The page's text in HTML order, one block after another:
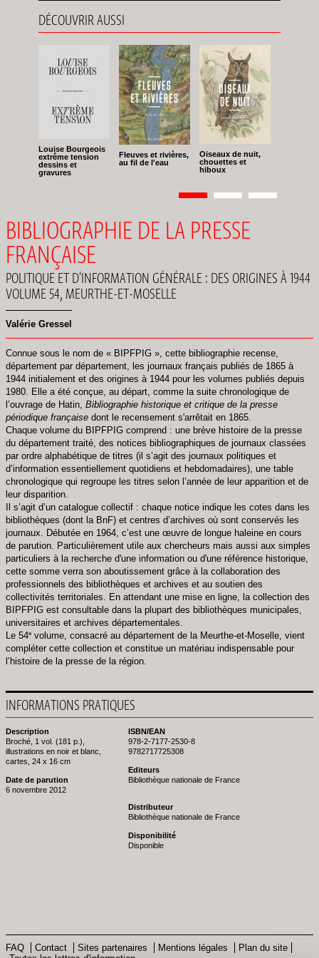
DÉCOUVRIR AUSSI
Louise Bourgeois
extrême tension
dessins et
gravures
Fleuves et rivières,
au fil de l'eau
Oiseaux de nuit,
chouettes et
hiboux
Pagination
Page
1 Page
2 Page
3
BIBLIOGRAPHIE DE LA PRESSE
FRANÇAISE
POLITIQUE ET D'INFORMATION GÉNÉRALE : DES ORIGINES À 1944
VOLUME 54, MEURTHE-ET-MOSELLE
Valérie Gressel
Connue sous le nom de « BIPFPIG », cette bibliographie recense,
département par département, les journaux français publiés de 1865 à
1944 initialement et des origines à 1944 pour les volumes publiés depuis
1980. Elle a été conçue, au départ, comme la suite chronologique de
l’ouvrage de Hatin, Bibliographie historique et critique de la presse
périodique française dont le recensement s'arrêtait en 1865.
Chaque volume du BIPFPIG comprend : une brève histoire de la presse
du département traité, des notices bibliographiques de journaux classées
par ordre alphabétique de titres (il s’agit des journaux politiques et
d’information essentiellement quotidiens et hebdomadaires), une table
chronologique qui regroupe les titres selon l’année de leur apparition et de
leur disparition.
Il s’agit d’un catalogue collectif : chaque notice indique les cotes dans les
bibliothèques (dont la BnF) et centres d’archives où sont conservés les
journaux. Débutée en 1964, c’est une œuvre de longue haleine en cours
de parution. Particulièrement utile aux chercheurs mais aussi aux simples
particuliers à la recherche d'une information ou d'une référence historique,
cette somme verra son aboutissement grâce à la collaboration des
professionnels des bibliothèques et archives et au soutien des
collectivités territoriales. En attendant une mise en ligne, la collection des
BIPFPIG est consultable dans la plupart des bibliothèques municipales,
universitaires et archives départementales.
Le 54e volume, consacré au département de la Meurthe-et-Moselle, vient
compléter cette collection et constitue un matériau indispensable pour
l’histoire de la presse de la région.
INFORMATIONS PRATIQUES
Description
Broché, 1 vol. (181 p.),
illustrations en noir et blanc,
cartes, 24 x 16 cm
Date de parution
6 novembre 2012
ISBN/EAN
978-2-7177-2530-8
9782717725308
Editeurs
Bibliothèque nationale de France
Distributeur
Bibliothèque nationale de France
Disponibilité
Disponible
FAQ Contact Sites partenaires Mentions légales
Plan du site